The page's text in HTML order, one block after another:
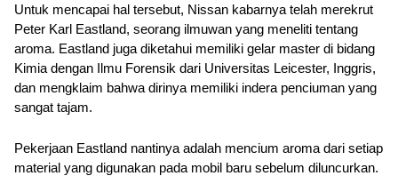
Untuk mencapai hal tersebut, Nissan kabarnya telah merekrut
Peter Karl Eastland, seorang ilmuwan yang meneliti tentang
aroma. Eastland juga diketahui memiliki gelar master di bidang
Kimia dengan Ilmu Forensik dari Universitas Leicester, Inggris,
dan mengklaim bahwa dirinya memiliki indera penciuman yang
sangat tajam.
Pekerjaan Eastland nantinya adalah mencium aroma dari setiap
material yang digunakan pada mobil baru sebelum diluncurkan.